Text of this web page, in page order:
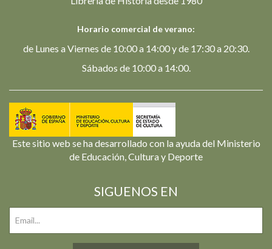
Horario comercial de verano:
de Lunes a Viernes de 10:00 a 14:00 y de 17:30 a 20:30.
Sábados de 10:00 a 14:00.
Este sitio web se ha desarrollado con la ayuda del Ministerio
de Educación, Cultura y Deporte
SIGUENOS EN